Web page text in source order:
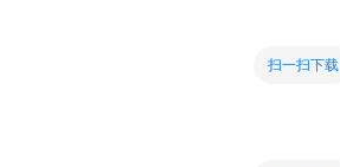
扫一扫下载